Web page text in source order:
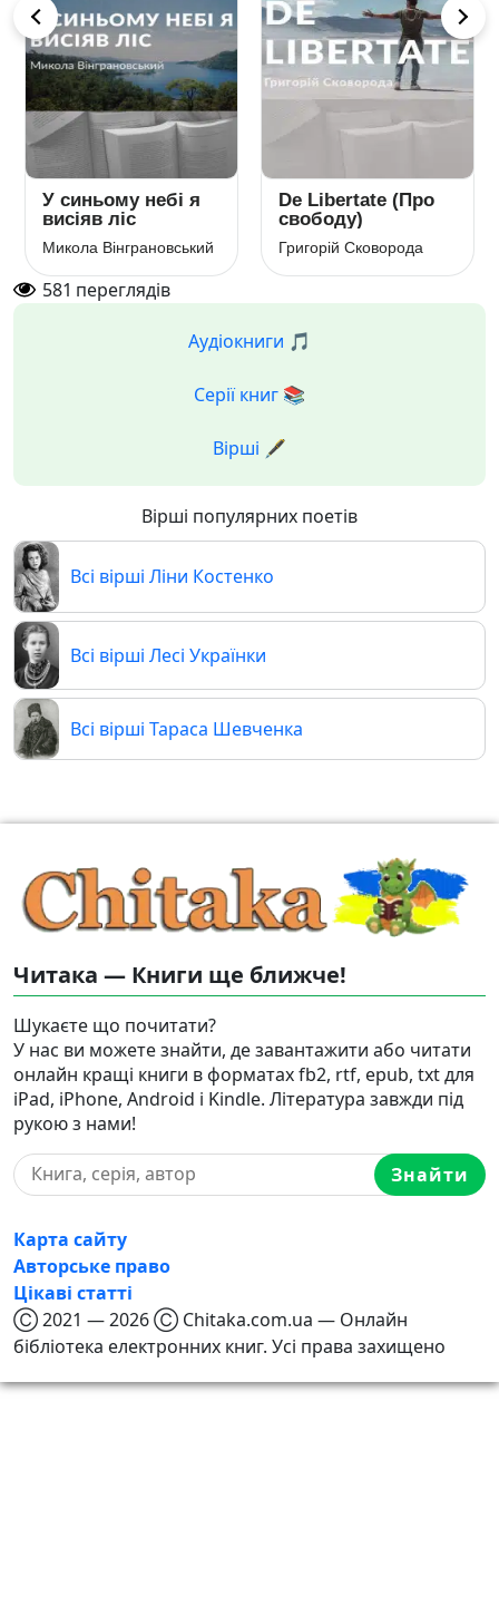
У синьому небі я
висіяв ліс
Микола Вінграновський
De Libertate (Про
свободу)
Григорій Сковорода
581 переглядів
Аудіокниги 🎵
Серії книг 📚
Вірші 🖋️
Вірші популярних поетів
Всі вірші Ліни Костенко
Всі вірші Лесі Українки
Всі вірші Тараса Шевченка
Читака — Книги ще ближче!
Шукаєте що почитати?
У нас ви можете знайти, де завантажити або читати
онлайн кращі книги в форматах fb2, rtf, epub, txt для
iPad, iPhone, Android і Kindle. Література завжди під
рукою з нами!
Знайти
Карта сайту
Авторське право
Цікаві статті
Ⓒ 2021 — 2026 Ⓒ Chitaka.com.ua — Онлайн
бібліотека електронних книг. Усі права захищено